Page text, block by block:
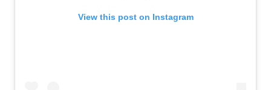
View this post on Instagram